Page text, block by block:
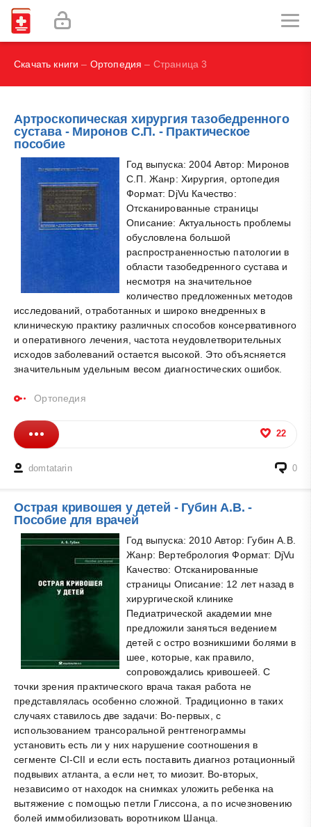
Наглядная иммунология - Бурместер Г.-Р., Пецутто А.
Labex Digital
Скачать книги – Ортопедия – Страница 3
Артроскопическая хирургия тазобедренного
сустава - Миронов С.П. - Практическое
пособие
Год выпуска: 2004 Автор: Миронов
С.П. Жанр: Хирургия, ортопедия
Формат: DjVu Качество:
Отсканированные страницы
Описание: Актуальность проблемы
обусловлена большой
распространенностью патологии в
области тазобедренного сустава и
несмотря на значительное
количество предложенных методов
исследований, отработанных и широко внедренных в
клиническую практику различных способов консервативного
и оперативного лечения, частота неудовлетворительных
исходов заболеваний остается высокой. Это объясняется
значительным удельным весом диагностических ошибок.
Ортопедия
22
domtatarin 0
Острая кривошея у детей - Губин А.В. -
Пособие для врачей
Год выпуска: 2010 Автор: Губин А.В.
Жанр: Вертебрология Формат: DjVu
Качество: Отсканированные
страницы Описание: 12 лет назад в
хирургической клинике
Педиатрической академии мне
предложили заняться ведением
детей с остро возникшими болями в
шее, которые, как правило,
сопровождались кривошеей. С
точки зрения практического врача такая работа не
представлялась особенно сложной. Традиционно в таких
случаях ставилось две задачи: Во-первых, с
использованием трансоральной рентгенограммы
установить есть ли у них нарушение соотношения в
сегменте CI-CII и если есть поставить диагноз ротационный
подвывих атланта, а если нет, то миозит. Во-вторых,
независимо от находок на снимках уложить ребенка на
вытяжение с помощью петли Глиссона, а по исчезновению
болей иммобилизовать воротником Шанца.